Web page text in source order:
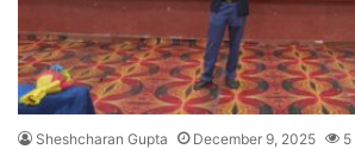
Sheshcharan Gupta December 9, 2025 5